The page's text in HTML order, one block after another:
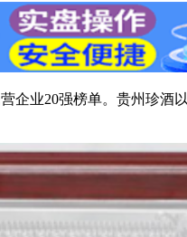
企业20强榜单。贵州珍酒